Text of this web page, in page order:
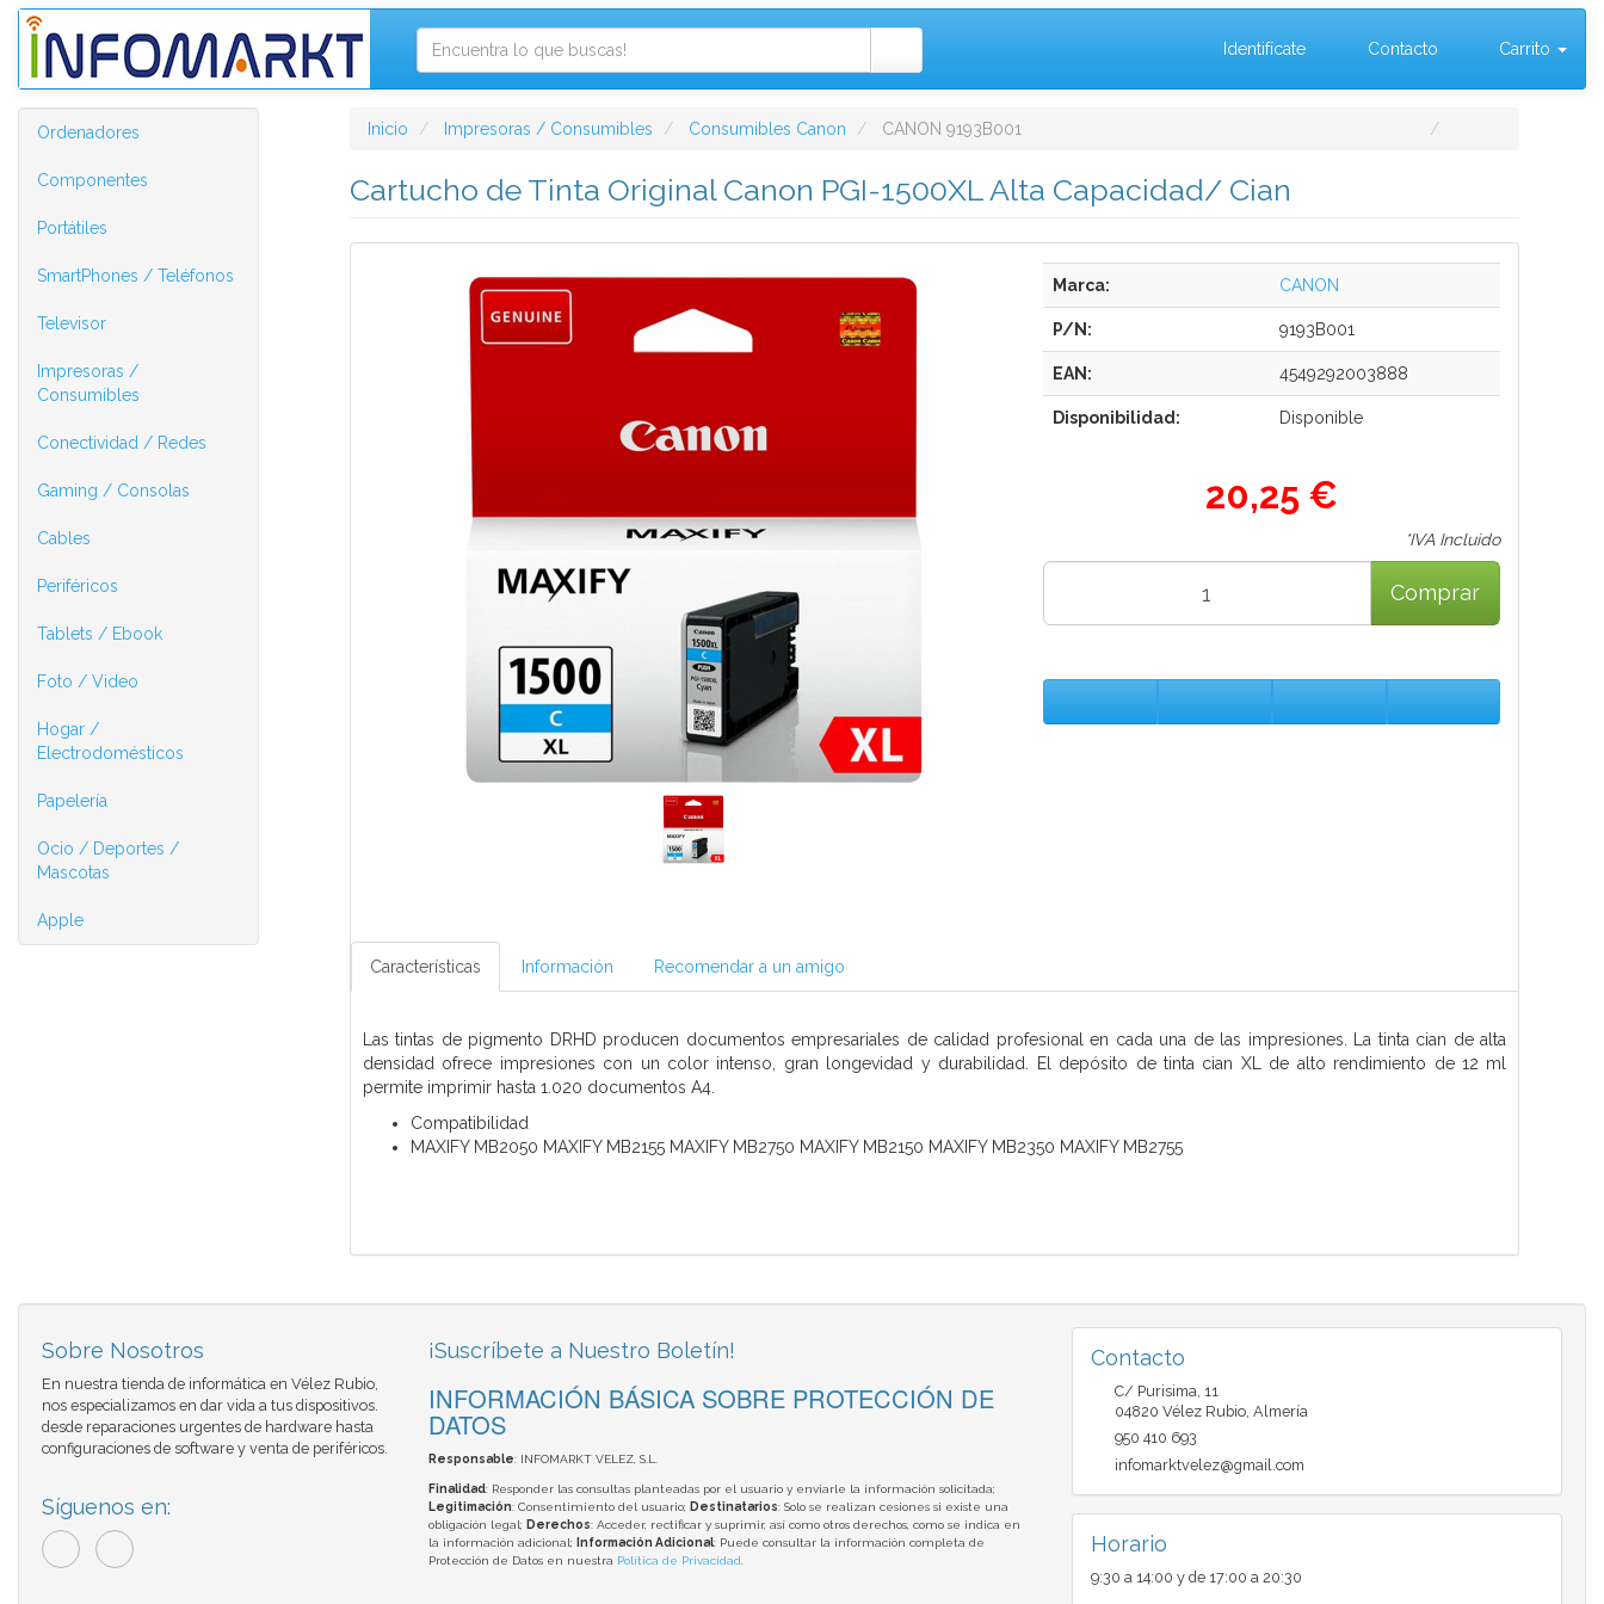
Identifícate Contacto Carrito
Ordenadores
Componentes
Portátiles
SmartPhones / Teléfonos
Televisor
Impresoras /
Consumibles
Conectividad / Redes
Gaming / Consolas
Cables
Periféricos
Tablets / Ebook
Foto / Video
Hogar /
Electrodomésticos
Papelería
Ocio / Deportes /
Mascotas
Apple
Inicio Impresoras / Consumibles Consumibles Canon CANON 9193B001
Cartucho de Tinta Original Canon PGI-1500XL Alta Capacidad/ Cian
Marca: CANON
P/N: 9193B001
EAN: 4549292003888
Disponibilidad: Disponible
20,25 €
*IVA Incluido
Comprar
Características Información Recomendar a un amigo
Las tintas de pigmento DRHD producen documentos empresariales de calidad profesional en cada una de las impresiones. La tinta cian de alta
densidad ofrece impresiones con un color intenso, gran longevidad y durabilidad. El depósito de tinta cian XL de alto rendimiento de 12 ml
permite imprimir hasta 1.020 documentos A4.
Compatibilidad
MAXIFY MB2050 MAXIFY MB2155 MAXIFY MB2750 MAXIFY MB2150 MAXIFY MB2350 MAXIFY MB2755
Sobre Nosotros
En nuestra tienda de informática en Vélez Rubio,
nos especializamos en dar vida a tus dispositivos.
desde reparaciones urgentes de hardware hasta
configuraciones de software y venta de periféricos.
Síguenos en:
¡Suscríbete a Nuestro Boletín!
INFORMACIÓN BÁSICA SOBRE PROTECCIÓN DE
DATOS
Responsable: INFOMARKT VELEZ, S.L.
Finalidad: Responder las consultas planteadas por el usuario y enviarle la información solicitada;
Legitimación: Consentimiento del usuario; Destinatarios: Solo se realizan cesiones si existe una
obligación legal; Derechos: Acceder, rectificar y suprimir, así como otros derechos, como se indica en
la información adicional;
Información Adicional: Puede consultar la información completa de
Protección de Datos en nuestra Política de Privacidad.
Contacto
C/ Purisima, 11
04820 Vélez Rubio, Almería
950 410 693
infomarktvelez@gmail.com
Horario
9:30 a 14:00 y de 17:00 a 20:30